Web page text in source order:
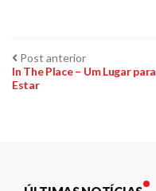
Navegação
de
Post anteriorPost
anterior:
In The Place – Um Lugar para
Estar